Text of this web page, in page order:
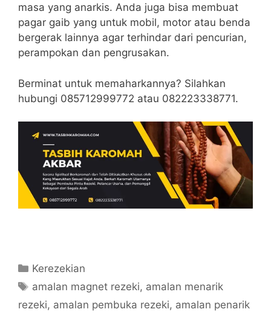
masa yang anarkis. Anda juga bisa membuat
pagar gaib yang untuk mobil, motor atau benda
bergerak lainnya agar terhindar dari pencurian,
perampokan dan pengrusakan.
Berminat untuk memaharkannya? Silahkan
hubungi 085712999772 atau 082223338771.
Categories
Kerezekian
Tags
amalan magnet rezeki, amalan menarik
rezeki, amalan pembuka rezeki, amalan penarik